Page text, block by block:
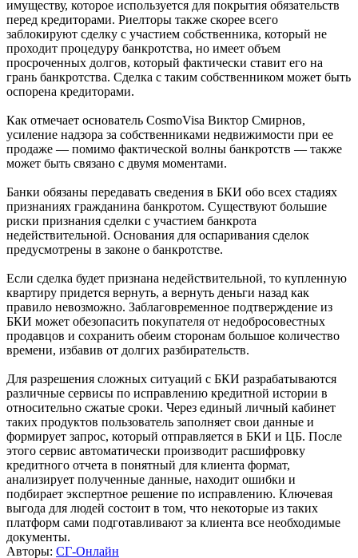
имуществу, которое используется для покрытия обязательств
перед кредиторами. Риелторы также скорее всего
заблокируют сделку с участием собственника, который не
проходит процедуру банкротства, но имеет объем
просроченных долгов, который фактически ставит его на
грань банкротства. Сделка с таким собственником может быть
оспорена кредиторами.
Как отмечает основатель CosmoVisa Виктор Смирнов,
усиление надзора за собственниками недвижимости при ее
продаже — помимо фактической волны банкротств — также
может быть связано с двумя моментами.
Банки обязаны передавать сведения в БКИ обо всех стадиях
признаниях гражданина банкротом. Существуют большие
риски признания сделки с участием банкрота
недействительной. Основания для оспаривания сделок
предусмотрены в законе о банкротстве.
Если сделка будет признана недействительной, то купленную
квартиру придется вернуть, а вернуть деньги назад как
правило невозможно. Заблаговременное подтверждение из
БКИ может обезопасить покупателя от недобросовестных
продавцов и сохранить обеим сторонам большое количество
времени, избавив от долгих разбирательств.
Для разрешения сложных ситуаций с БКИ разрабатываются
различные сервисы по исправлению кредитной истории в
относительно сжатые сроки. Через единый личный кабинет
таких продуктов пользователь заполняет свои данные и
формирует запрос, который отправляется в БКИ и ЦБ. После
этого сервис автоматически производит расшифровку
кредитного отчета в понятный для клиента формат,
анализирует полученные данные, находит ошибки и
подбирает экспертное решение по исправлению. Ключевая
выгода для людей состоит в том, что некоторые из таких
платформ сами подготавливают за клиента все необходимые
документы.
Авторы: СГ-Онлайн